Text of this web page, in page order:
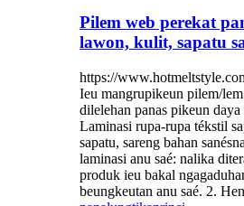
Pilem web perekat
lawon, kulit, sapatu
https://
Ieu mangrupikeun pilem/
dilelehan panas pikeun daya
Laminasi rupa-rupa tékstil
sapatu, sareng bahan
laminasi anu saé: nalika
produk ieu bakal
beungkeutan anu saé. 2.